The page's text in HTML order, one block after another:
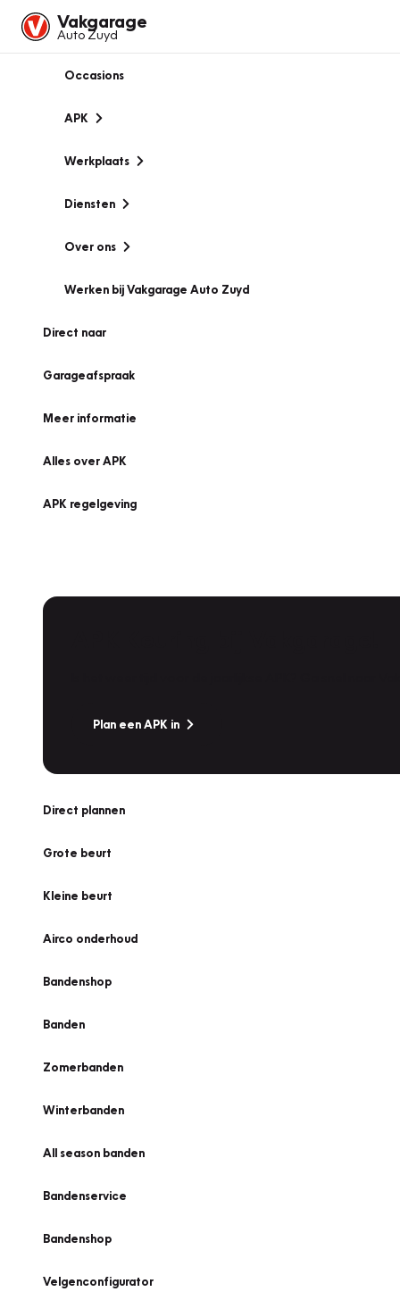
Vakgarage
Auto Zuyd
Occasions
APK
Werkplaats
Diensten
Over ons
Werken bij Vakgarage Auto Zuyd
Direct naar
Garageafspraak
Meer informatie
Alles over APK
APK regelgeving
Plan een APK in
Direct plannen
Grote beurt
Kleine beurt
Airco onderhoud
Bandenshop
Banden
Zomerbanden
Winterbanden
All season banden
Bandenservice
Bandenshop
Velgenconfigurator